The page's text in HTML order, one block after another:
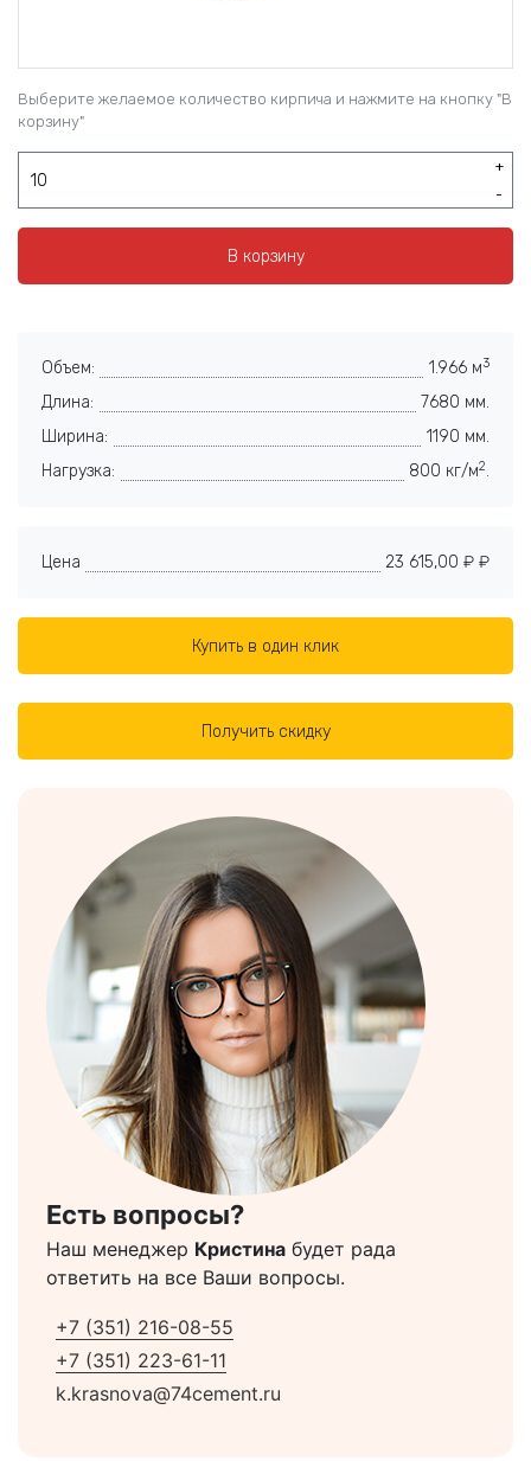
Выберите желаемое количество кирпича и нажмите на кнопку "В
корзину"
+
-
В корзину
Объем: 1.966 м3
Длина:
7680 мм.
Ширина:
1190 мм.
Нагрузка:
800 кг/м2.
Цена 23 615,00 ₽ ₽
Купить в один клик
Получить скидку
Есть вопросы?
Наш менеджер Кристина будет рада
ответить на все Ваши вопросы.
+7 (351) 216-08-55
+7 (351) 223-61-11
k.krasnova@74cement.ru